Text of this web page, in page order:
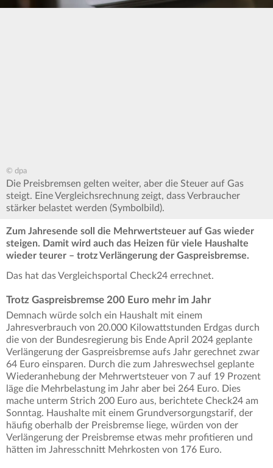
© dpa
Die Preisbremsen gelten weiter, aber die Steuer auf Gas
steigt. Eine Vergleichsrechnung zeigt, dass Verbraucher
stärker belastet werden (Symbolbild).
Zum Jahresende soll die Mehrwertsteuer auf Gas wieder
steigen. Damit wird auch das Heizen für viele Haushalte
wieder teurer – trotz Verlängerung der Gaspreisbremse.
Das hat das Vergleichsportal Check24 errechnet.
Trotz Gaspreisbremse 200 Euro mehr im Jahr
Demnach würde solch ein Haushalt mit einem
Jahresverbrauch von 20.000 Kilowattstunden Erdgas durch
die von der Bundesregierung bis Ende April 2024 geplante
Verlängerung der Gaspreisbremse aufs Jahr gerechnet zwar
64 Euro einsparen. Durch die zum Jahreswechsel geplante
Wiederanhebung der Mehrwertsteuer von 7 auf 19 Prozent
läge die Mehrbelastung im Jahr aber bei 264 Euro. Dies
mache unterm Strich 200 Euro aus, berichtete Check24 am
Sonntag. Haushalte mit einem Grundversorgungstarif, der
häufig oberhalb der Preisbremse liege, würden von der
Verlängerung der Preisbremse etwas mehr profitieren und
hätten im Jahresschnitt Mehrkosten von 176 Euro.